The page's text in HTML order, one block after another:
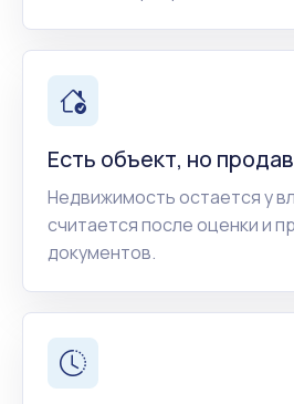
Есть объект, но
Недвижимость остается у
считается после оценки и
документов.